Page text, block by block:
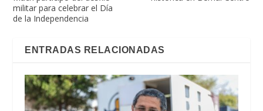
militar para celebrar el Día
de la Independencia
ENTRADAS RELACIONADAS